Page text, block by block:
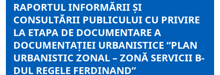
RAPORTUL INFORMĂRII ŞI
CONSULTĂRII PUBLICULUI CU PRIVIRE
LA ETAPA DE DOCUMENTARE A
DOCUMENTAȚIEI URBANISTICE “PLAN
URBANISTIC ZONAL – ZONĂ SERVICII B-
DUL REGELE FERDINAND”